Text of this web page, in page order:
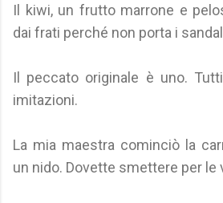
Il kiwi, un frutto marrone e
dai frati perché non porta i
Il peccato originale è uno.
imitazioni.
La mia maestra cominciò la
un nido. Dovette smettere per le